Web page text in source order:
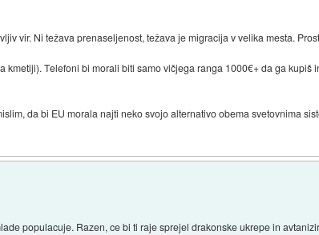
vir. Ni težava prenaseljenost, težava je migracija v velika mesta.
kmetiji). Telefoni bi morali biti samo vičjega ranga 1000€+ da ga
da bi EU morala najti neko svojo alternativo obema svetovnima
populacuje. Razen, ce bi ti raje sprejel drakonske ukrepe in